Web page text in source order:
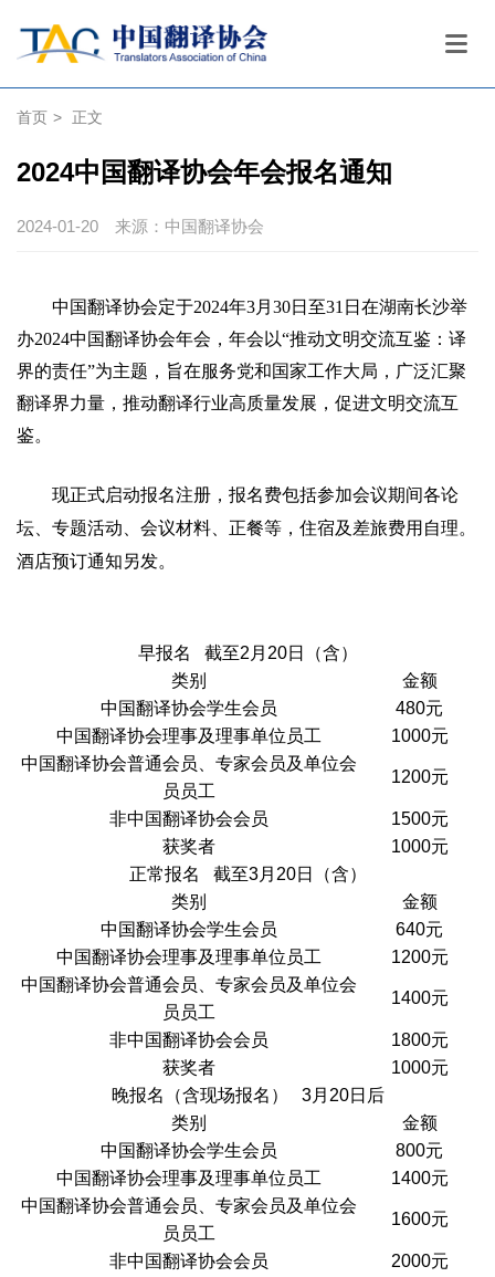
首页 > 正文
2024中国翻译协会年会报名通知
2024-01-20 来源：中国翻译协会
中国翻译协会定于2024年3月30日至31日在湖南长沙举
办2024中国翻译协会年会，年会以“推动文明交流互鉴：译
界的责任”为主题，旨在服务党和国家工作大局，广泛汇聚
翻译界力量，推动翻译行业高质量发展，促进文明交流互
鉴。
现正式启动报名注册，报名费包括参加会议期间各论
坛、专题活动、会议材料、正餐等，住宿及差旅费用自理。
酒店预订通知另发。
早报名 截至2月20日（含）
类别
金额
中国翻译协会学生会员
480元
中国翻译协会理事及理事单位员工
1000元
中国翻译协会普通会员、专家会员及单位会
员员工
1200元
非中国翻译协会会员
1500元
获奖者
1000元
正常报名 截至3月20日（含）
类别
金额
中国翻译协会学生会员
640元
中国翻译协会理事及理事单位员工
1200元
中国翻译协会普通会员、专家会员及单位会
员员工
1400元
非中国翻译协会会员
1800元
获奖者
1000元
晚报名（含现场报名） 3月20日后
类别
金额
中国翻译协会学生会员
800元
中国翻译协会理事及理事单位员工
1400元
中国翻译协会普通会员、专家会员及单位会
员员工
1600元
非中国翻译协会会员
2000元